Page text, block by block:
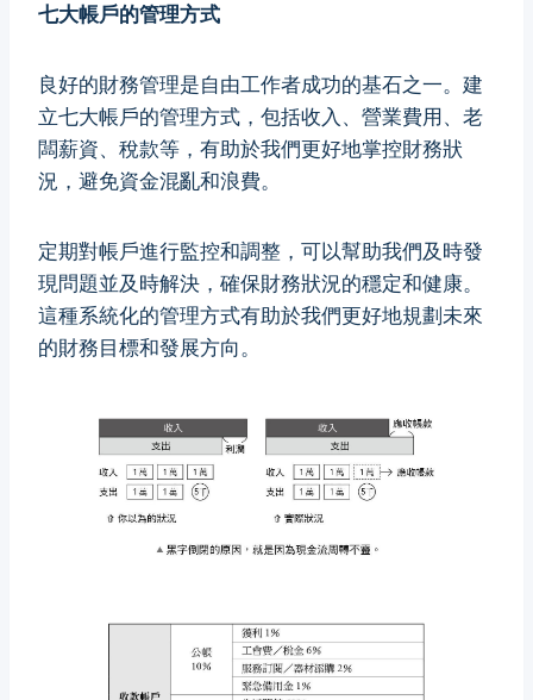
七大帳戶的管理方式
良好的財務管理是自由工作者成功的基石之一。建
立七大帳戶的管理方式，包括收入、營業費用、老
闆薪資、稅款等，有助於我們更好地掌控財務狀
況，避免資金混亂和浪費。
定期對帳戶進行監控和調整，可以幫助我們及時發
現問題並及時解決，確保財務狀況的穩定和健康。
這種系統化的管理方式有助於我們更好地規劃未來
的財務目標和發展方向。